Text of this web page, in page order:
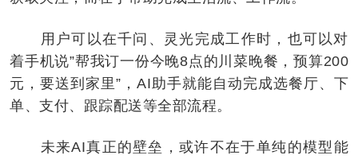
用户可以在千问、灵光完成工作时，也可以对
着手机说”帮我订一份今晚8点的川菜晚餐，预算200
元，要送到家里”，AI助手就能自动完成选餐厅、下
单、支付、跟踪配送等全部流程。
未来AI真正的壁垒，或许不在于单纯的模型能